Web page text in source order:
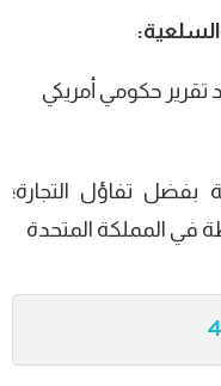
تقرير حكومي أمريكي
بفضل تفاؤل التجارة؛
المملكة المتحدة